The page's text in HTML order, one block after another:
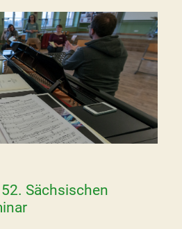
Sächsischen